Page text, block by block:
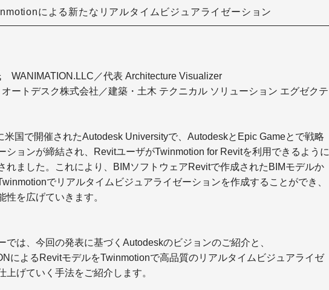
による新たなリアルタイムビジュアライゼーション
WANIMATION.LLC／代表 Architecture Visualizer
ートデスク株式会社／建築・土木 テクニカル ソリューション エグゼクテ
米国で開催されたAutodesk Universityで、AutodeskとEpic Gameとで戦略
ションが締結され、RevitユーザがTwinmotion for Revitを利用できるように
れました。これにより、BIMソフトウェアRevitで作成されたBIMモデルか
でリアルタイムビジュアライゼーションを作成することができ、
性を広げていきます。
では、今回の発表に基づくAutodeskのビジョンのご紹介と、
によるRevitモデルをTwinmotionで高品質のリアルタイムビジュアライゼ
上げていく手法をご紹介します。